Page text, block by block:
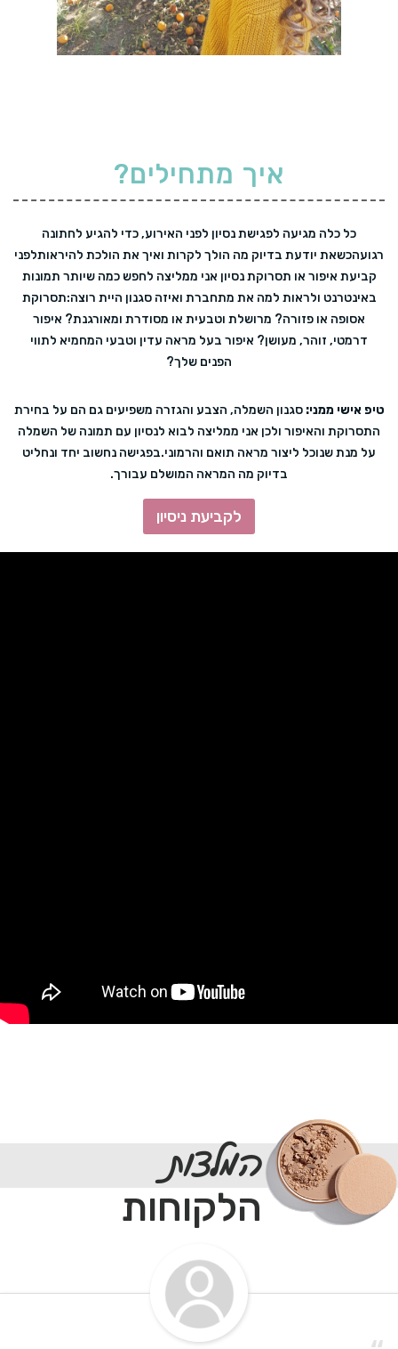
איך מתחילים?
כל כלה מגיעה לפגישת נסיון לפני האירוע, כדי להגיע לחתונה
רגועהכשאת יודעת בדיוק מה הולך לקרות ואיך את הולכת להיראותלפני
קביעת איפור או תסרוקת נסיון אני ממליצה לחפש כמה שיותר תמונות
באינטרנט ולראות למה את מתחברת ואיזה סגנון היית רוצה:תסרוקת
אסופה או פזורה? מרושלת וטבעית או מסודרת ומאורגנת? איפור
דרמטי, זוהר, מעושן? איפור בעל מראה עדין וטבעי המחמיא לתווי
הפנים שלך?
טיפ אישי ממני:סגנון השמלה, הצבע והגזרה משפיעים גם הם על בחירת
התסרוקת והאיפור ולכן אני ממליצה לבוא לנסיון עם תמונה של השמלה
על מנת שנוכל ליצור מראה תואם והרמוני.בפגישה נחשוב יחד ונחליט
בדיוק מה המראה המושלם עבורך.
לקביעת ניסיון
המלצות
הלקוחות